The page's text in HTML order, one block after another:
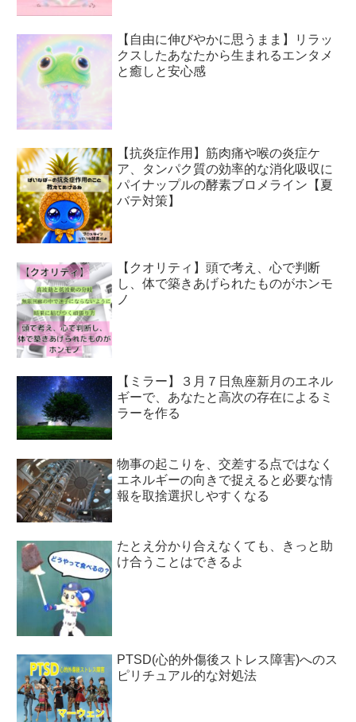
【自由に伸びやかに思うまま】リラッ
クスしたあなたから生まれるエンタメ
と癒しと安心感
【抗炎症作用】筋肉痛や喉の炎症ケ
ア、タンパク質の効率的な消化吸収に
パイナップルの酵素ブロメライン【夏
バテ対策】
【クオリティ】頭で考え、心で判断
し、体で築きあげられたものがホンモ
ノ
【ミラー】３月７日魚座新月のエネル
ギーで、あなたと高次の存在によるミ
ラーを作る
物事の起こりを、交差する点ではなく
エネルギーの向きで捉えると必要な情
報を取捨選択しやすくなる
たとえ分かり合えなくても、きっと助
け合うことはできるよ
PTSD(心的外傷後ストレス障害)へのス
ピリチュアル的な対処法